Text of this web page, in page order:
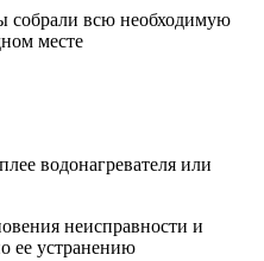
собрали всю необходимую
месте
водонагревателя или
неисправности и
ее устранению